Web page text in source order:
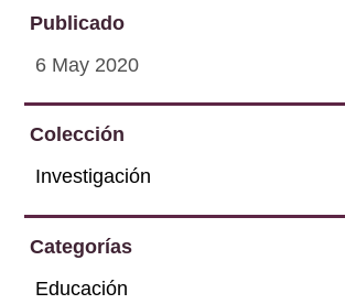
Publicado
6 May 2020
Colección
Investigación
Categorías
Educación